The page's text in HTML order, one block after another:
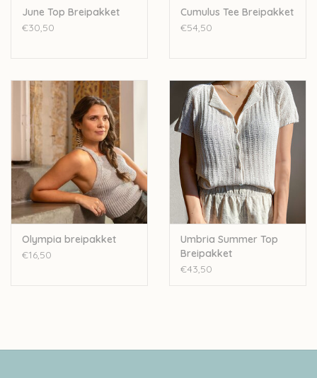
De Umbrai Summer Top wordt gebreid in pure zijde, een licht
In het pakketje zitten genoeg bollen Pure Silk van Knitting for
Olive (100% zijde) voor het breien van de t-shirt in jouw maat,
en het Engelstalige patroontje. Het topje wordt in het rond
gebreid op volgende rondbreinaalden, deze zitten niet in het
pakket maar kunnenafzonderlijk besteld worden:
- rondbreinaalden van 100cm in dikte 3mm
- rondbreinaalden van 100cm in dikte 3,5mm
je hebt ook 5(5)5(5)6(6)7(7)7 knoopjes nodig, deze zitten niet
in het pakket.
Het pakketje is geschikt voor breiers met ervaring in top-down
90(97)104(110)116(124)130(140)150cm. De t-shirt wordt
June Top Breipakket
€30,50
Cumulus Tee Breipakket
€54,50
Olympia breipakket
€16,50
Umbria Summer Top
Breipakket
€43,50